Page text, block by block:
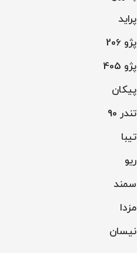
پراید
پژو 206
پژو 405
پیکان
تندر 90
تیبا
ریو
سمند
مزدا
نیسان